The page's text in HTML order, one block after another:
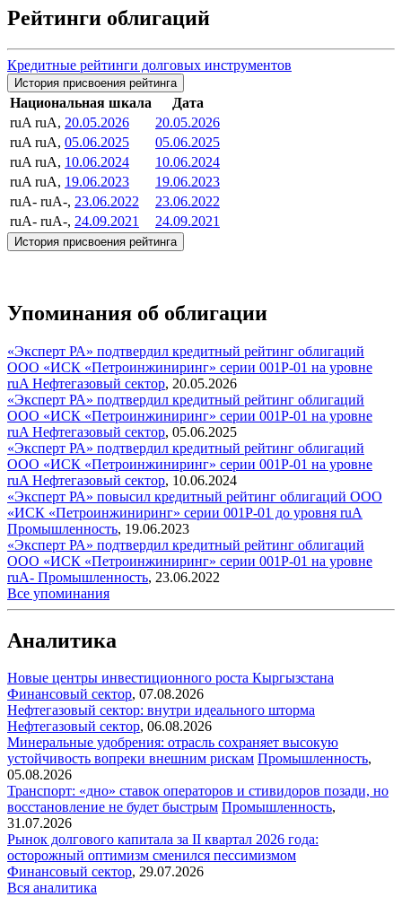
Рейтинги облигаций
Кредитные рейтинги долговых инструментов
История присвоения рейтинга
Национальная шкала
Дата
ruA ruA, 20.05.2026
20.05.2026
ruA ruA, 05.06.2025
05.06.2025
ruA ruA, 10.06.2024
10.06.2024
ruA ruA, 19.06.2023
19.06.2023
ruA- ruA-, 23.06.2022
23.06.2022
ruA- ruA-, 24.09.2021 24.09.2021
История присвоения рейтинга
Упоминания об облигации
«Эксперт РА» подтвердил кредитный рейтинг облигаций
ООО «ИСК «Петроинжиниринг» серии 001Р-01 на уровне
ruA Нефтегазовый сектор, 20.05.2026
«Эксперт РА» подтвердил кредитный рейтинг облигаций
ООО «ИСК «Петроинжиниринг» серии 001Р-01 на уровне
ruA Нефтегазовый сектор, 05.06.2025
«Эксперт РА» подтвердил кредитный рейтинг облигаций
ООО «ИСК «Петроинжиниринг» серии 001P-01 на уровне
ruA Нефтегазовый сектор, 10.06.2024
«Эксперт РА» повысил кредитный рейтинг облигаций ООО
«ИСК «Петроинжиниринг» серии 001P-01 до уровня ruA
Промышленность, 19.06.2023
«Эксперт РА» подтвердил кредитный рейтинг облигаций
ООО «ИСК «Петроинжиниринг» серии 001P-01 на уровне
ruA- Промышленность, 23.06.2022
Все упоминания
Аналитика
Новые центры инвестиционного роста Кыргызстана
Финансовый сектор, 07.08.2026
Нефтегазовый сектор: внутри идеального шторма
Нефтегазовый сектор, 06.08.2026
Минеральные удобрения: отрасль сохраняет высокую
устойчивость вопреки внешним рискам Промышленность,
05.08.2026
Транспорт: «дно» ставок операторов и стивидоров позади, но
восстановление не будет быстрым Промышленность,
31.07.2026
Рынок долгового капитала за II квартал 2026 года:
осторожный оптимизм сменился пессимизмом
Финансовый сектор, 29.07.2026
Вся аналитика